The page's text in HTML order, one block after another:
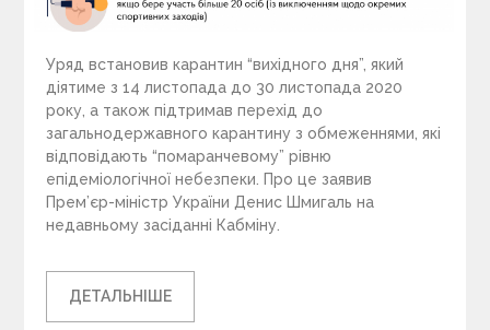
Уряд встановив карантин “вихідного дня”, який
діятиме з 14 листопада до 30 листопада 2020
року, а також підтримав перехід до
загальнодержавного карантину з обмеженнями, які
відповідають “помаранчевому” рівню
епідеміологічної небезпеки. Про це заявив
Прем’єр-міністр України Денис Шмигаль на
недавньому засіданні Кабміну.
ДЕТАЛЬНІШЕ